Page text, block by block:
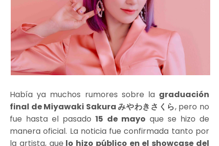
Había ya muchos rumores sobre la graduación
final de Miyawaki Sakura みやわきさくら, pero no
fue hasta el pasado15 de mayo que se hizo de
manera oficial. La noticia fue confirmada tanto por
la artista, que lo hizo público en el showcase del